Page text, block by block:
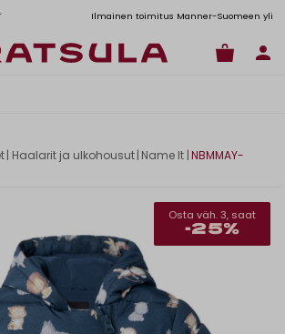
alk. 6,90€ Ilmainen toimitus Manner-Suomeen yli
| Haalarit ja ulkohousut | Name It |NBMMAY-
Osta väh. 3, saat
-25%